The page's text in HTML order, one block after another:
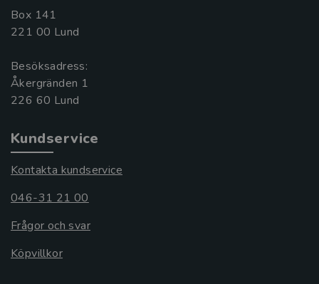
Box 141
221 00 Lund
Besöksadress:
Åkergränden 1
Kundservice
Kontakta kundservice
046-31 21 00
Frågor och svar
Köpvillkor